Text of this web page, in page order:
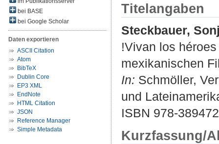
bei BASE
bei Google Scholar
Daten exportieren
ASCII Citation
Atom
BibTeX
Dublin Core
EP3 XML
EndNote
HTML Citation
JSON
Reference Manager
Simple Metadata
Titelangaben
Steckbauer,
!Vivan los
mexikanischen
In: Schmöller,
und
ISBN 978-
Kurzfassung/